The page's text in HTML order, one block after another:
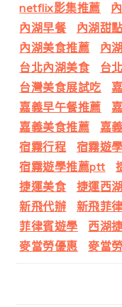
netflix影集推薦
內湖早餐
內湖甜點
內湖美食推薦
內
台北內湖美食
台
台灣美食展試吃
嘉義早午餐推薦
嘉義美食推薦
嘉
宿霧行程
宿霧遊學
宿霧遊學推薦ptt
捷運美食
捷運西
新飛代辦
新飛菲
菲律賓遊學
西湖
麥當勞優惠
麥當